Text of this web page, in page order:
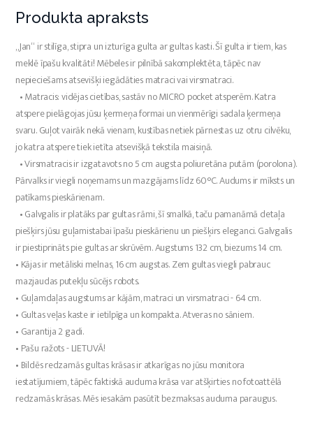
Produkta apraksts
„Jan“ ir stilīga, stipra un izturīga gulta ar gultas kasti. Šī gulta ir tiem, kas
meklē īpašu kvalitāti! Mēbeles ir pilnībā sakomplektēta, tāpēc nav
nepieciešams atsevišķi iegādāties matraci vai virsmatraci.
• Matracis: vidējas cietības, sastāv no MICRO pocket atsperēm. Katra
atspere pielāgojas jūsu ķermeņa formai un vienmērīgi sadala ķermeņa
svaru. Guļot vairāk nekā vienam, kustības netiek pārnestas uz otru cilvēku,
jo katra atspere tiek ietīta atsevišķā tekstila maisiņā.
• Virsmatracis ir izgatavots no 5 cm augsta poliuretāna putām (porolona).
Pārvalks ir viegli noņemams un mazgājams līdz 60°C. Audums ir mīksts un
patīkams pieskārienam.
• Galvgalis ir platāks par gultas rāmi, šī smalkā, taču pamanāmā detaļa
piešķirs jūsu guļamistabai īpašu pieskārienu un piešķirs eleganci. Galvgalis
ir piestiprināts pie gultas ar skrūvēm. Augstums 132 cm, biezums 14 cm.
• Kājas ir metāliski melnas, 16 cm augstas. Zem gultas viegli pabrauc
mazjaudas putekļu sūcējs robots.
• Guļamdaļas augstums ar kājām, matraci un virsmatraci - 64 cm.
• Gultas veļas kaste ir ietilpīga un kompakta. Atveras no sāniem.
• Garantija 2 gadi.
• Pašu ražots - LIETUVĀ!
• Bildēs redzamās gultas krāsas ir atkarīgas no jūsu monitora
iestatījumiem, tāpēc faktiskā auduma krāsa var atšķirties no fotoattēlā
redzamās krāsas. Mēs iesakām pasūtīt bezmaksas auduma paraugus.